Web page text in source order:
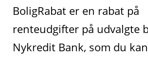
BoligRabat er en rabat på
renteudgifter på udvalgte
Nykredit Bank, som du